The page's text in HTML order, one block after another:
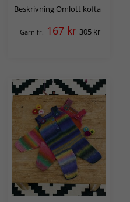
Beskrivning Omlott kofta
Garn fr. 167 kr 305 kr